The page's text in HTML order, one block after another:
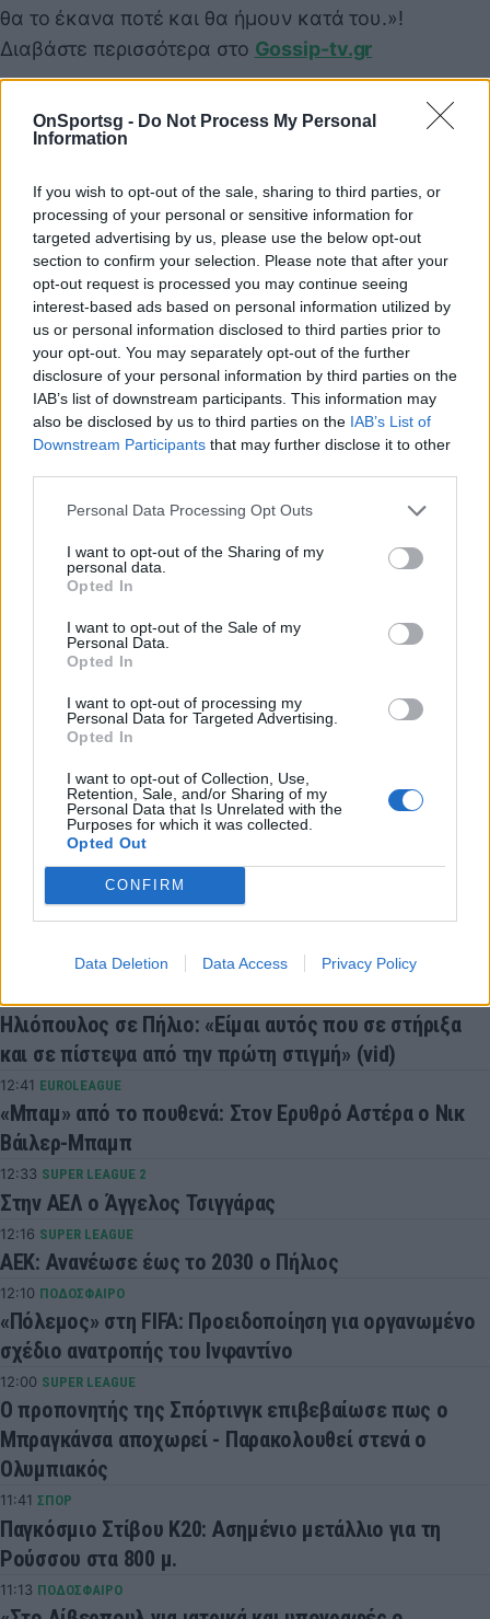
OnSportsg - Do Not Process My Personal
Information
If you wish to opt-out of the sale, sharing to third parties, or
processing of your personal or sensitive information for
targeted advertising by us, please use the below opt-out
section to confirm your selection. Please note that after your
opt-out request is processed you may continue seeing
interest-based ads based on personal information utilized by
us or personal information disclosed to third parties prior to
your opt-out. You may separately opt-out of the further
disclosure of your personal information by third parties on the
IAB’s list of downstream participants. This information may
also be disclosed by us to third parties on the IAB’s List of
Downstream Participants that may further disclose it to other
Personal Data Processing Opt Outs
I want to opt-out of the Sharing of my
personal data.
Opted In
I want to opt-out of the Sale of my
Personal Data.
Opted In
I want to opt-out of processing my
Personal Data for Targeted Advertising.
Opted In
I want to opt-out of Collection, Use,
Retention, Sale, and/or Sharing of my
Personal Data that Is Unrelated with the
Purposes for which it was collected.
Opted Out
CONFIRM
Data Deletion Data Access Privacy Policy
θα το έκανα ποτέ και θα ήμουν κατά του.»!
Διαβάστε περισσότερα στο Gossip-tv.gr
Παιχνίδι από παντού στη Novibet με το
Survivor
COMMENTS
LATEST NEWS
OPINION
Η ΑΕΚ δεν τα έχει λύσει όλα, αλλά είναι έτοιμη για τα
πρώτα μεγάλα παιχνίδια
CONFERENCE LEAGUE
«Τρέχει» για ΤΣΣΚΑ 1948
SUPER LEAGUE
«Έκλεισε» Ούρε η Σεβίλλη - Στρέφεται σε άλλες
λύσεις ο ΠΑΟΚ
EUROLEAGUE
Ηλιόπουλος σε Πήλιο: «Είμαι αυτός που σε στήριξα
και σε πίστεψα από την πρώτη στιγμή» (vid)
12:41 EUROLEAGUE
«Μπαμ» από το πουθενά: Στον Ερυθρό Αστέρα ο Νικ
Βάιλερ-Μπαμπ
12:33 SUPER LEAGUE 2
Στην ΑΕΛ ο Άγγελος Τσιγγάρας
12:16 SUPER LEAGUE
ΑΕΚ: Ανανέωσε έως το 2030 ο Πήλιος
12:10 ΠΟΔΟΣΦΑΙΡΟ
«Πόλεμος» στη FIFA: Προειδοποίηση για οργανωμένο
σχέδιο ανατροπής του Ινφαντίνο
12:00 SUPER LEAGUE
Ο προπονητής της Σπόρτινγκ επιβεβαίωσε πως ο
Μπραγκάνσα αποχωρεί - Παρακολουθεί στενά ο
Ολυμπιακός
11:41 ΣΠΟΡ
Παγκόσμιο Στίβου Κ20: Ασημένιο μετάλλιο για τη
Ρούσσου στα 800 μ.
11:13 ΠΟΔΟΣΦΑΙΡΟ